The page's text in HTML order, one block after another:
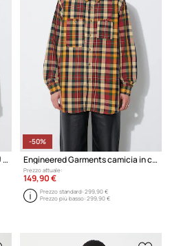
Engineered Garments giacca BDU Jacket
-50%
Engineered Garments camicia in cotone Work
Prezzo attuale:
149,90 €
Prezzo standard:299,90 €
Prezzo più basso:299,90 €